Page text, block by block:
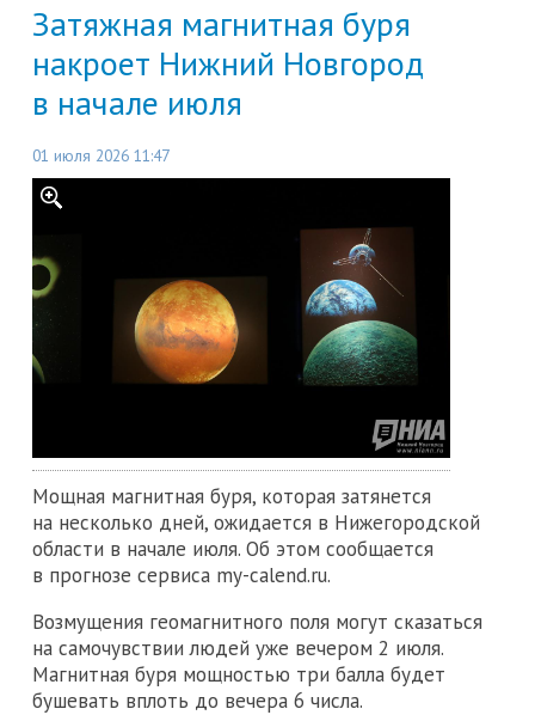
Затяжная магнитная буря
накроет Нижний Новгород
в начале июля
01 июля 2026 11:47
Мощная магнитная буря, которая затянется
на несколько дней, ожидается в Нижегородской
области в начале июля. Об этом сообщается
в прогнозе сервиса my-calend.ru.
Возмущения геомагнитного поля могут сказаться
на самочувствии людей уже вечером 2 июля.
Магнитная буря мощностью три балла будет
бушевать вплоть до вечера 6 числа.